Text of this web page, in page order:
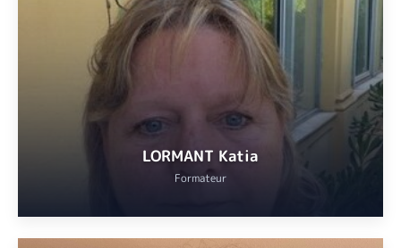
Enseignant-chercheur et directeur adjoint du laboratoire
d’anthropologie et de psychologie à l’Université Côte d’Azur
LORMANT Katia
Formateur